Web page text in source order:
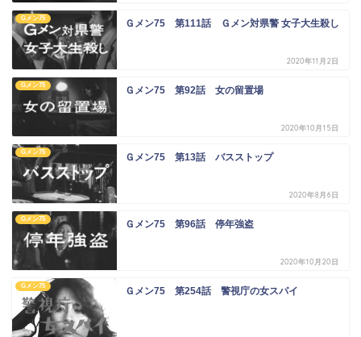
Gメン75 Ｇメン75 第111話 Ｇメン対県警 女子大生殺し
2020年11月2日
Gメン75 Ｇメン75 第92話 女の留置場
2020年10月15日
Gメン75 Ｇメン75 第13話 バスストップ
2020年8月6日
Gメン75 Ｇメン75 第96話 停年強盗
2020年10月20日
Gメン75 Ｇメン75 第254話 警視庁の女スパイ